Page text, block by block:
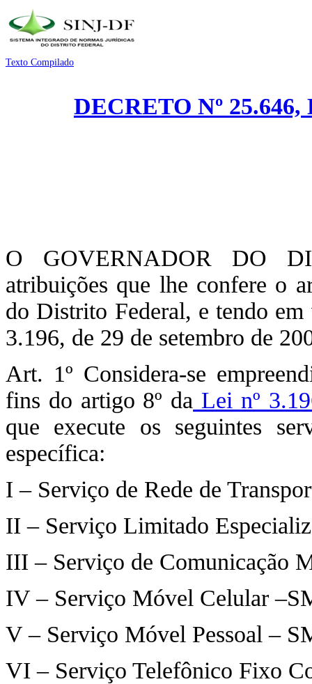
Texto Compilado
DECRETO Nº
O GOVERNADOR DO
atribuições que lhe confere o
do Distrito Federal, e tendo
3.196, de 29 de setembro de
Art. 1º Considera-se
fins do artigo 8º da Lei nº
que execute os seguintes
específica:
I – Serviço de Rede de
II – Serviço Limitado
III – Serviço de Comunicação
IV – Serviço Móvel Celular
V – Serviço Móvel Pessoal –
VI – Serviço Telefônico Fixo